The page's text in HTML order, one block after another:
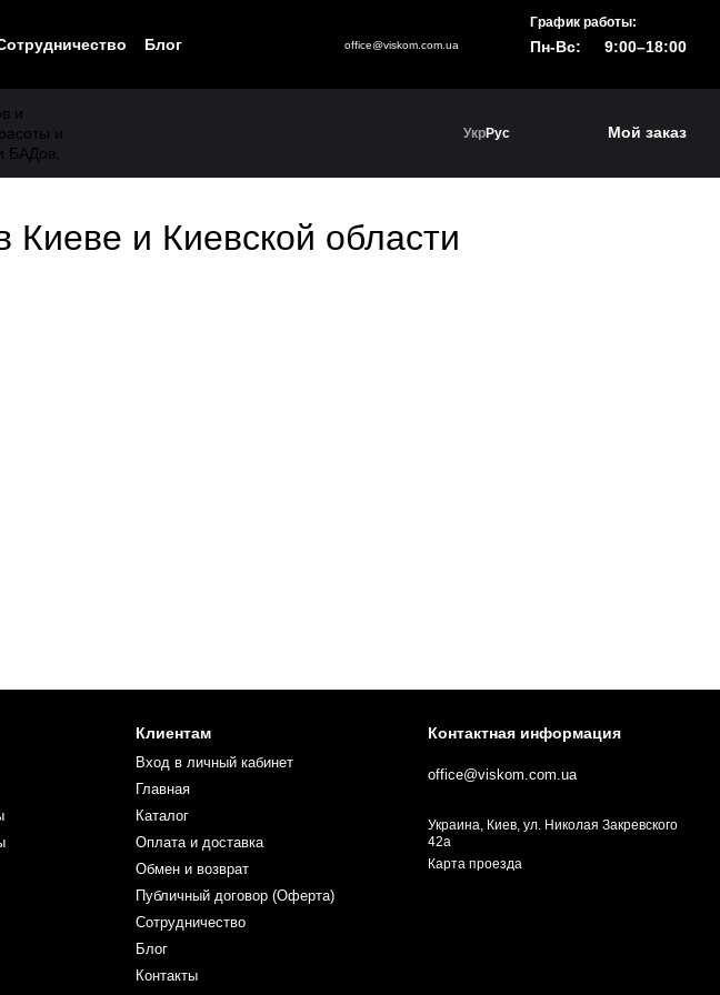
Блог
office@viskom.com.ua
График работы:
Пн-Вс: 9:00–18:00
УкрРус Мой заказ
Киеве и Киевской области
Клиентам
Вход в личный кабинет
Главная
Каталог
Оплата и доставка
Обмен и возврат
Публичный договор (Оферта)
Сотрудничество
Блог
Контакты
Контактная информация
office@viskom.com.ua
Украина, Киев, ул. Николая Закревского
42а
Карта проезда